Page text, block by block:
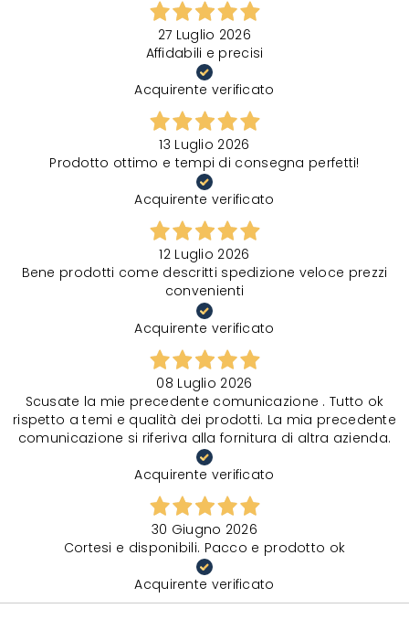
27 Luglio 2026
Affidabili e precisi
Acquirente verificato
13 Luglio 2026
Prodotto ottimo e tempi di consegna perfetti!
Acquirente verificato
12 Luglio 2026
Bene prodotti come descritti spedizione veloce prezzi
convenienti
Acquirente verificato
08 Luglio 2026
Scusate la mie precedente comunicazione . Tutto ok
rispetto a temi e qualità dei prodotti. La mia precedente
comunicazione si riferiva alla fornitura di altra azienda.
Acquirente verificato
30 Giugno 2026
Cortesi e disponibili. Pacco e prodotto ok
Acquirente verificato